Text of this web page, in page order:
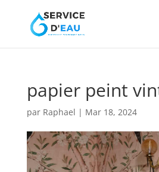
papier peint
par Raphael | Mar 18, 2024